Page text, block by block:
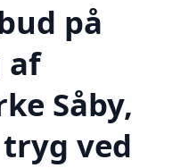
på
af
Såby,
ved